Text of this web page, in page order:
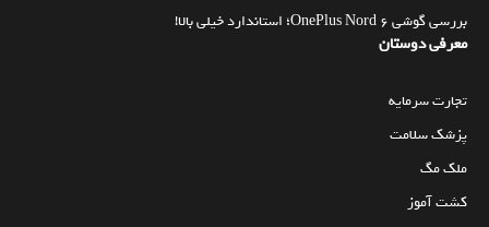
بررسی گوشی OnePlus Nord 6؛ استاندارد خیلی بالا!
معرفی دوستان
تجارت سرمایه
پزشک سلامت
ملک مگ
کشت آموز